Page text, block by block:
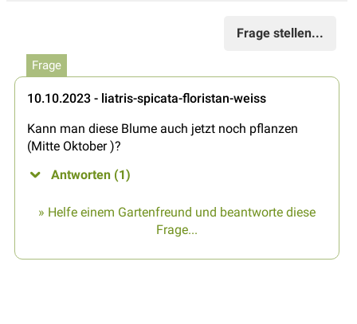
Frage stellen...
Frage
10.10.2023 - liatris-spicata-floristan-weiss
Kann man diese Blume auch jetzt noch pflanzen
(Mitte Oktober )?
Antworten (1)
» Helfe einem Gartenfreund und beantworte diese
Frage...